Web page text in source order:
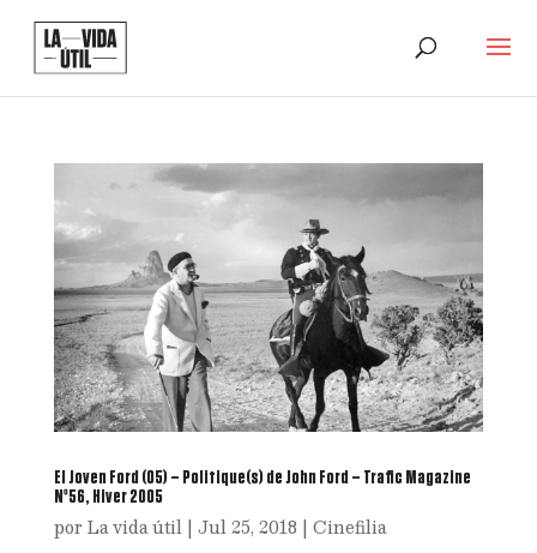
El Joven Ford (05) – Politique(s) de John Ford – Trafic Magazine
Nº56, Hiver 2005
por La vida útil| Jul 25, 2018 | Cinefilia